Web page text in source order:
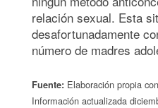
relación sexual. Esta
desafortunadamente
número de madres
Fuente: Elaboración propia
Información actualizada